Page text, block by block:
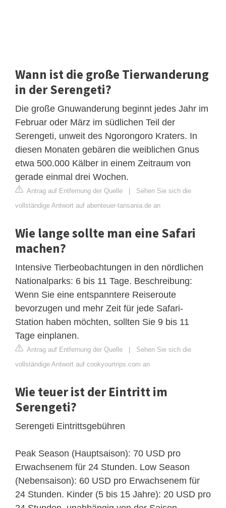
Wann ist die große Tierwanderung
in der Serengeti?
Die große Gnuwanderung beginnt jedes Jahr im
Februar oder März im südlichen Teil der
Serengeti, unweit des Ngorongoro Kraters. In
diesen Monaten gebären die weiblichen Gnus
etwa 500.000 Kälber in einem Zeitraum von
gerade einmal drei Wochen.
Antrag auf Entfernung der Quelle | Sehen Sie sich die
vollständige Antwort auf abenteuer-tansania.de an
Wie lange sollte man eine Safari
machen?
Intensive Tierbeobachtungen in den nördlichen
Nationalparks: 6 bis 11 Tage. Beschreibung:
Wenn Sie eine entspanntere Reiseroute
bevorzugen und mehr Zeit für jede Safari-
Station haben möchten, sollten Sie 9 bis 11
Tage einplanen.
Antrag auf Entfernung der Quelle | Sehen Sie sich die
vollständige Antwort auf cookyourtrips.com an
Wie teuer ist der Eintritt im
Serengeti?
Serengeti Eintrittsgebühren
Peak Season (Hauptsaison): 70 USD pro
Erwachsenem für 24 Stunden. Low Season
(Nebensaison): 60 USD pro Erwachsenem für
24 Stunden. Kinder (5 bis 15 Jahre): 20 USD pro